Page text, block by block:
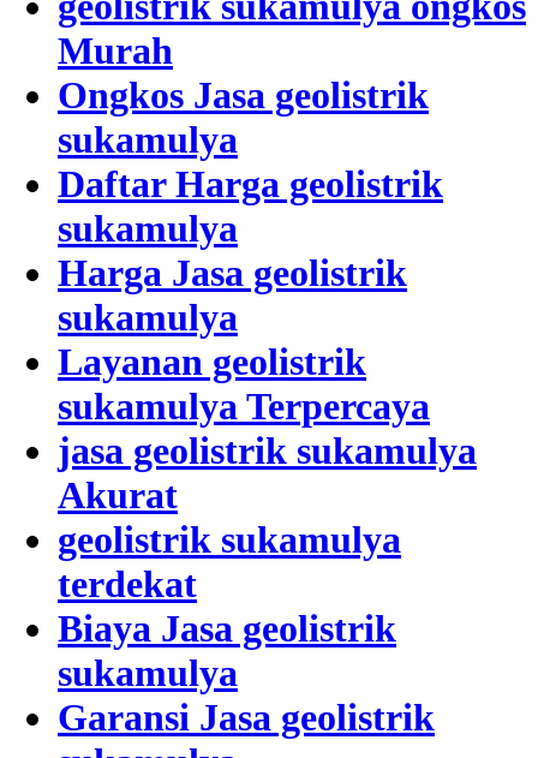
Murah
Ongkos Jasa geolistrik
sukamulya
Daftar Harga geolistrik
sukamulya
Harga Jasa geolistrik
sukamulya
Layanan geolistrik
sukamulya Terpercaya
jasa geolistrik sukamulya
Akurat
geolistrik sukamulya
terdekat
Biaya Jasa geolistrik
sukamulya
Garansi Jasa geolistrik